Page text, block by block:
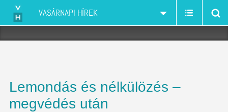
VASÁRNAPI HÍREK
Lemondás és nélkülözés –
megvédés után